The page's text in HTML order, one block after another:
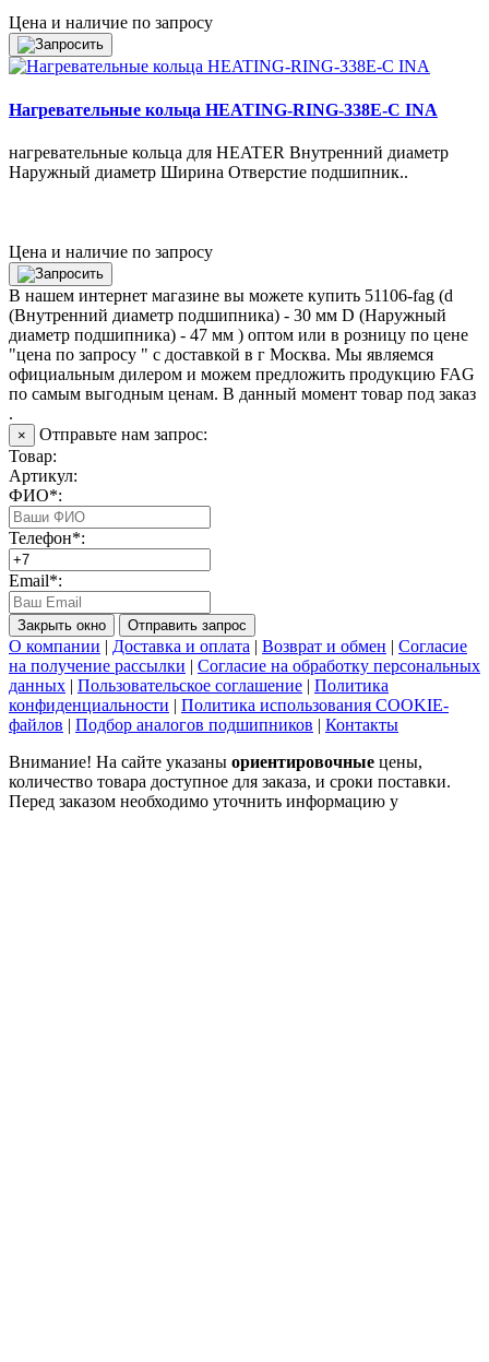
Цена и наличие по запросу
Нагревательные кольца HEATING-RING-338E-C INA
нагревательные кольца для HEATER Внутренний диаметр
Наружный диаметр Ширина Отверстие подшипник..
Цена и наличие по запросу
В нашем интернет магазине вы можете купить 51106-fag (d
(Внутренний диаметр подшипника) - 30 мм D (Наружный
диаметр подшипника) - 47 мм ) оптом или в розницу по цене
"цена по запросу " с доставкой в г Москва. Мы являемся
официальным дилером и можем предложить продукцию FAG
по самым выгодным ценам. В данный момент товар под заказ
.
×
Отправьте нам запрос:
Товар:
Артикул:
ФИО*:
Телефон*:
Email*:
Закрыть окно Отправить запрос
О компании | Доставка и оплата | Возврат и обмен | Согласие
на получение рассылки | Согласие на обработку персональных
данных | Пользовательское соглашение | Политика
конфиденциальности | Политика использования COOKIE-
файлов | Подбор аналогов подшипников | Контакты
Внимание! На сайте указаны ориентировочные цены,
количество товара доступное для заказа, и сроки поставки.
Перед заказом необходимо уточнить информацию у